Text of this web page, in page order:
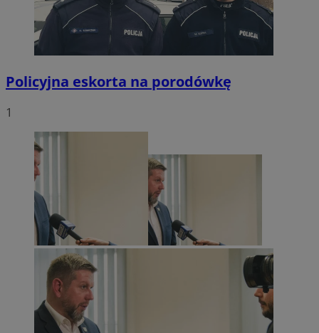
Policyjna eskorta na porodówkę
1